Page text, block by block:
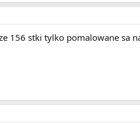
156 stki tylko pomalowane sa